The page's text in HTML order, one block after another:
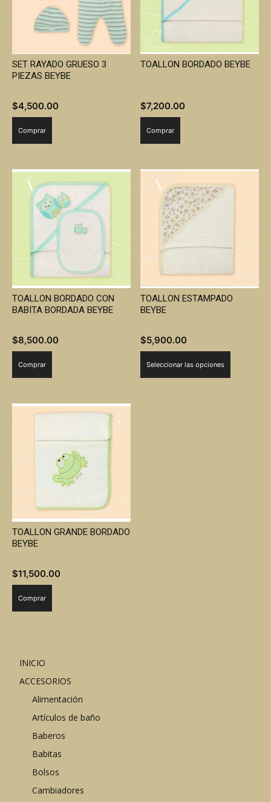
SET RAYADO GRUESO 3
PIEZAS BEYBE
$4,500.00
Comprar
TOALLON BORDADO BEYBE
$7,200.00
Comprar
TOALLON BORDADO CON
BABITA BORDADA BEYBE
$8,500.00
Comprar
TOALLON ESTAMPADO
BEYBE
$5,900.00
Seleccionar las opciones
TOALLON GRANDE BORDADO
BEYBE
$11,500.00
Comprar
INICIO
ACCESORIOS
Alimentación
Artículos de baño
Baberos
Babitas
Bolsos
Cambiadores